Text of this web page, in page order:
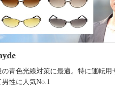
の青色光線対策に最適。特に運転用
男性に人気No.1